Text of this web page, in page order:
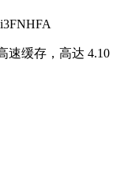
速缓存，高达 4.10